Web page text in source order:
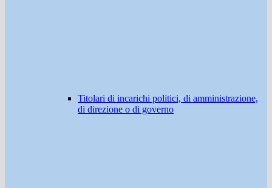
Titolari di incarichi politici, di amministrazione,
di direzione o di governo